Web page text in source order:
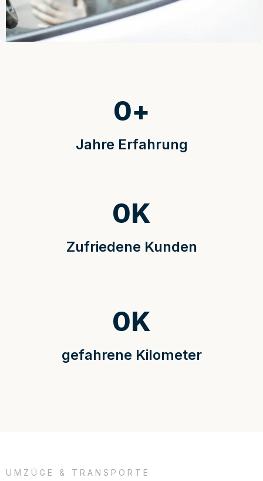
Jahre Erfahrung
0+
Zufriedene Kunden
0K
gefahrene Kilometer
0K
UMZÜGE & TRANSPORTE